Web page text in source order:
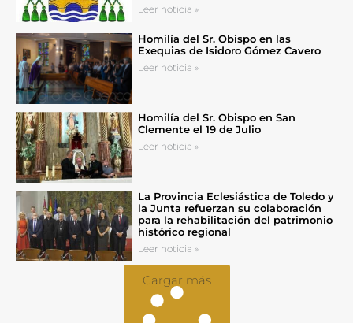
Leer noticia »
Homilía del Sr. Obispo en las
Exequias de Isidoro Gómez Cavero
Leer noticia »
Homilía del Sr. Obispo en San
Clemente el 19 de Julio
Leer noticia »
La Provincia Eclesiástica de Toledo y
la Junta refuerzan su colaboración
para la rehabilitación del patrimonio
histórico regional
Leer noticia »
Cargar más